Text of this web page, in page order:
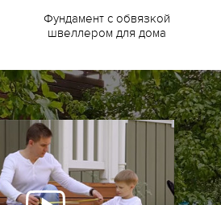
Фундамент с обвязкой
швеллером для дома